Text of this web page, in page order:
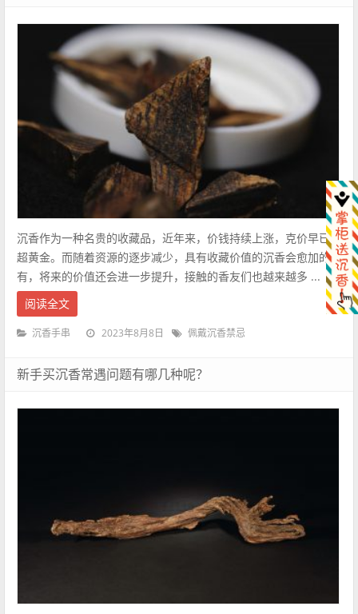
沉香作为一种名贵的收藏品，近年来，价钱持续上涨，克价早已远
超黄金。而随着资源的逐步减少，具有收藏价值的沉香会愈加的稀
有，将来的价值还会进一步提升，接触的香友们也越来越多 ...
阅读全文
沉香手串 2023年8月8日 佩戴沉香禁忌
新手买沉香常遇问题有哪几种呢？